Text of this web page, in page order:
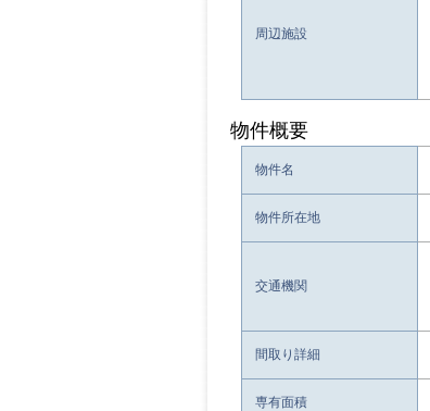
周辺施設
物件概要
物件名
物件所在地
交通機関
間取り詳細
専有面積